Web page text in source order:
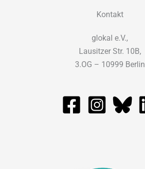
Kontakt
glokal e.V.,
Lausitzer Str. 10B,
3.OG – 10999 Berlin